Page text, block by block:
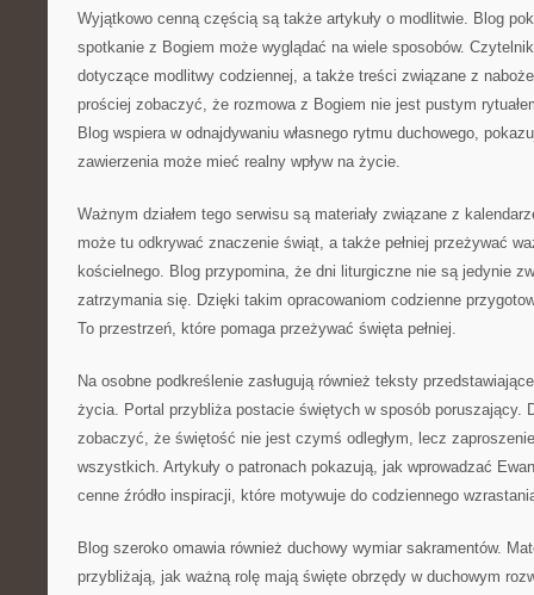
Wyjątkowo cenną częścią są także artykuły o modlitwie. Blog
spotkanie z Bogiem może wyglądać na wiele sposobów.
dotyczące modlitwy codziennej, a także treści związane z
prościej zobaczyć, że rozmowa z Bogiem nie jest pustym
Blog wspiera w odnajdywaniu własnego rytmu duchowego,
zawierzenia może mieć realny wpływ na życie.
Ważnym działem tego serwisu są materiały związane z
może tu odkrywać znaczenie świąt, a także pełniej przeżywać
kościelnego. Blog przypomina, że dni liturgiczne nie są jedynie
zatrzymania się. Dzięki takim opracowaniom codzienne
To przestrzeń, które pomaga przeżywać święta pełniej.
Na osobne podkreślenie zasługują również teksty
życia. Portal przybliża postacie świętych w sposób poruszający.
zobaczyć, że świętość nie jest czymś odległym, lecz
wszystkich. Artykuły o patronach pokazują, jak wprowadzać
cenne źródło inspiracji, które motywuje do codziennego
Blog szeroko omawia również duchowy wymiar sakramentów.
przybliżają, jak ważną rolę mają święte obrzędy w duchowym